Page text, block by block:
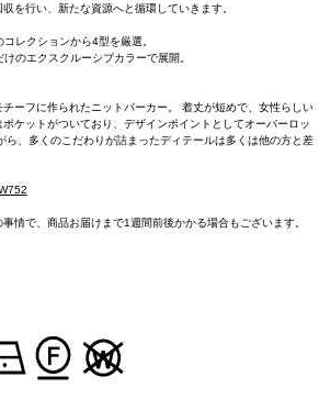
を行い、新たな資源へと循環していきます。
レクションから4型を厳選。
のエクスクルーシブカラーで展開。
ーフに作られたニットパーカー。 着丈が短めで、女性らしい
ケットがついており、デザインポイントとしてオーバーロッ
ら、多くのこだわりが詰まったディテールは多くは他の方と差
情で、商品お届けまで1週間前後かかる場合もございます。